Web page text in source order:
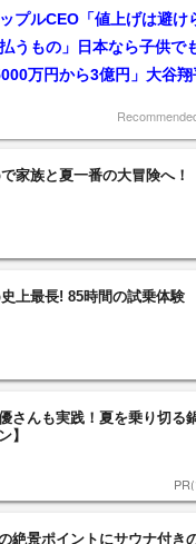
プルCEO「値上げは避け
と...
うもの」日本なら子供で
づき...
万円から3億円」大谷翔
家族と夏一番の大冒険へ！
上最長! 85時間の試乗体験
さんも実践！夏を乗り切る
】
絶景ポイントにサウナ付き